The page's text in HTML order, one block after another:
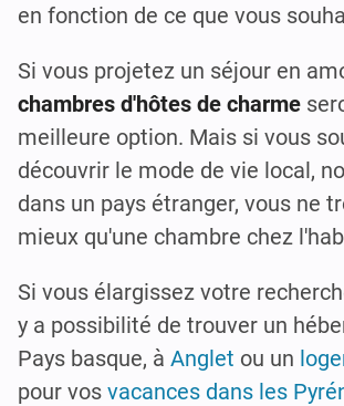
en fonction de ce que vous
Si vous projetez un séjour en
chambres d'hôtes de charme
meilleure option. Mais si vous
découvrir le mode de vie local,
dans un pays étranger, vous ne
mieux qu'une chambre chez
Si vous élargissez votre
y a possibilité de trouver un
Pays basque, à Anglet ou un
pour vos vacances dans les